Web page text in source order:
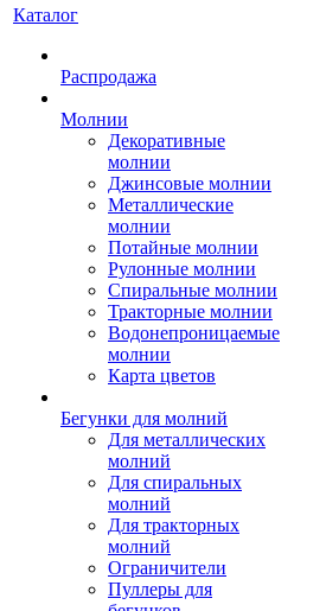
Каталог
Распродажа
Молнии
Декоративные
молнии
Джинсовые молнии
Металлические
молнии
Потайные молнии
Рулонные молнии
Спиральные молнии
Тракторные молнии
Водонепроницаемые
молнии
Карта цветов
Бегунки для молний
Для металлических
молний
Для спиральных
молний
Для тракторных
молний
Ограничители
Пуллеры для